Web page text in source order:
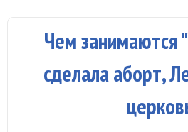
Чем занимаются
сделала аборт,